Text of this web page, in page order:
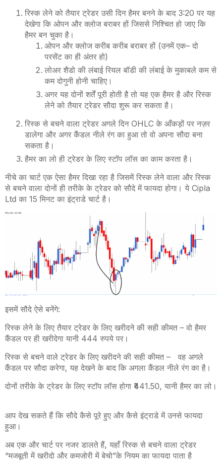
रिस्क लेने को तैयार ट्रेडर उसी दिन हैमर बनने के बाद 3:20 पर यह
देखेगा कि ओपन और क्लोज बराबर हों जिससे निश्चित हो जाए कि
हैमर बन चुका है।
ओपन और क्लोज करीब करीब बराबर हों (उनमें एक– दो
परसेंट का ही अंतर हो)
लोअर शैडो की लंबाई रियल बॉडी की लंबाई के मुकाबले कम से
कम दोगुनी होनी चाहिए।
अगर यह दोनों शर्तें पूरी होती है तो यह एक हैमर है और रिस्क
लेने को तैयार ट्रेडर सौदा शुरू कर सकता है।
रिस्क से बचने वाला ट्रेडर अगले दिन OHLC के आँकड़ों पर नज़र
डालेगा और अगर कैंडल नीले रंग का हुआ तो वो अपना सौदा बना
सकता है।
हैमर का लो ही ट्रेडर के लिए स्टॉप लॉस का काम करता है।
नीचे का चार्ट एक ऐसा हैमर दिखा रहा है जिसमें रिस्क लेने वाला और रिस्क
से बचने वाला दोनों ही तरीके के ट्रेडर को सौदे में फायदा होगा। ये Cipla
Ltd का 15 मिनट का इंट्राडे चार्ट है।
इसमें सौदे ऐसे बनेंगे:
रिस्क लेने के लिए तैयार ट्रेडर के लिए खरीदने की सही कीमत – वो हैमर
कैंडल पर ही खरीदेगा यानी 444 रुपये पर।
रिस्क से बचने वाले ट्रेडर के लिए खरीदने की सही कीमत –
वह अगले
कैंडल पर सौदा करेगा, यह देखने के बाद कि अगला कैंडल नीले रंग का है।
दोनों तरीके के ट्रेडर के लिए स्टॉप लॉस होगा ₹441.50, यानी हैमर का लो।
आप देख सकते हैं कि सौदे कैसे पूरे हुए और कैसे इंट्राडे में उनसे फायदा
हुआ।
अब एक और चार्ट पर नजर डालते हैं, यहाँ रिस्क से बचने वाला ट्रेडर
“मजबूती में खरीदो और कमजोरी में बेचो”के नियम का फायदा पाता है